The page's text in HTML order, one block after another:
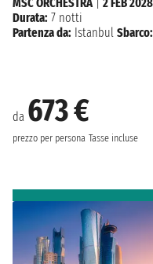
da 673 €
prezzo per persona Tasse incluse
Durata: 7 notti
Partenza da: Istanbul Sbarco: